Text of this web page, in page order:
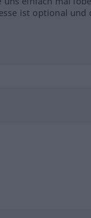
ist optional und